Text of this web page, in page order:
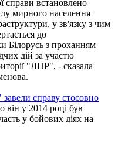
справи встановлено
мирного населення
у зв'язку з чим
до
Білорусь з проханням
дій за участю
"ЛНР", - сказала
справу стосовно
він у 2014 році був
у бойових діях на